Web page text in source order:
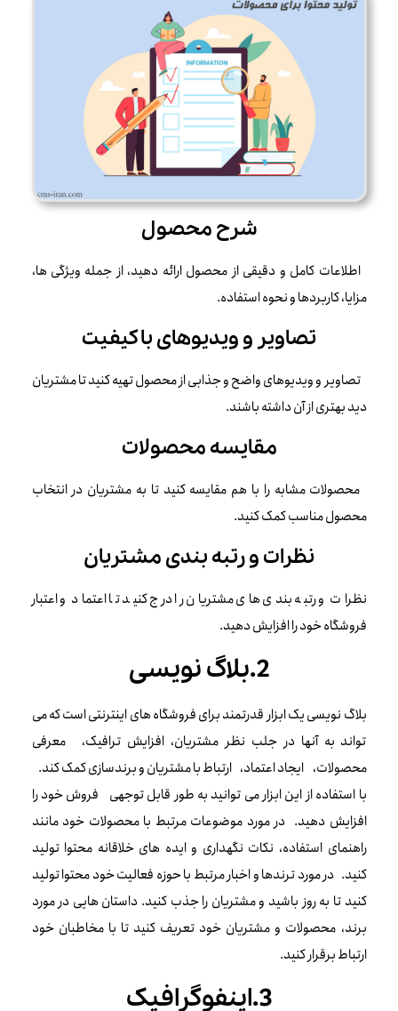
شرح محصول
اطلاعات کامل و دقیقی از محصول ارائه دهید، از جمله ویژگی ها،
مزایا، کاربردها و نحوه استفاده.
تصاویر و ویدیوهای باکیفیت
تصاویر و ویدیوهای واضح و جذابی از محصول تهیه کنید تا مشتریان
دید بهتری از آن داشته باشند.
مقایسه محصولات
محصولات مشابه را با هم مقایسه کنید تا به مشتریان در انتخاب
محصول مناسب کمک کنید.
نظرات و رتبه بندی مشتریان
نظرات و رتبه بندی های مشتریان را درج کنید تا اعتماد و اعتبار
فروشگاه خود را افزایش دهید.
2.بلاگ نویسی
بلاگ نویسی یک ابزار قدرتمند برای فروشگاه های اینترنتی است که می
تواند به آنها در جلب نظر مشتریان، افزایش ترافیک، معرفی
محصولات، ایجاد اعتماد، ارتباط با مشتریان و برندسازی کمک کند.
با استفاده از این ابزار می توانید به طور قابل توجهی فروش خود را
افزایش دهید. در مورد موضوعات مرتبط با محصولات خود مانند
راهنمای استفاده، نکات نگهداری و ایده های خلاقانه محتوا تولید
کنید. در مورد ترندها و اخبار مرتبط با حوزه فعالیت خود محتوا تولید
کنید تا به روز باشید و مشتریان را جذب کنید. داستان هایی در مورد
برند، محصولات و مشتریان خود تعریف کنید تا با مخاطبان خود
ارتباط برقرار کنید.
3.اینفوگرافیک